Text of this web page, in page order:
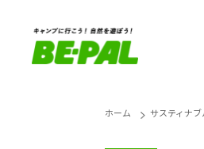
ホーム サスティナ